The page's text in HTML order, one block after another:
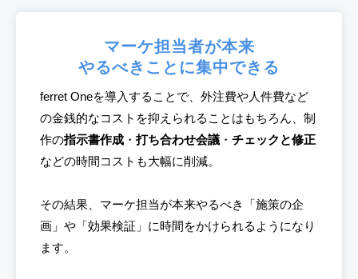
マーケ担当者が本来
やるべきことに集中できる
ferret Oneを導入することで、外注費や人件費など
の金銭的なコストを抑えられることはもちろん、制
作の指示書作成 ・打ち合わせ会議 ・ チェックと修正
などの時間コストも大幅に削減。
その結果、マーケ担当が本来やるべき「施策の企
画」や「効果検証」に時間をかけられるようになり
ます。